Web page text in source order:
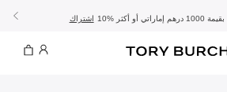
الموسم الجديد: إطلالات العمل
تشكيلة عيد الأضحىتسوقي اشتراك أو أكثر تفاصيل - الشحن المجاني تفاصيل الآن واستلم في المتجر